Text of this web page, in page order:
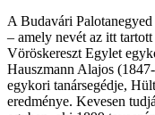
A Budavári
– amely nevét az itt
Vöröskereszt Egylet
Hauszmann Alajos
egykori tanársegédje,
eredménye. Kevesen